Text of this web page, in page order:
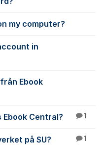
my computer?
in
Ebook
Central? 1
på SU? 1